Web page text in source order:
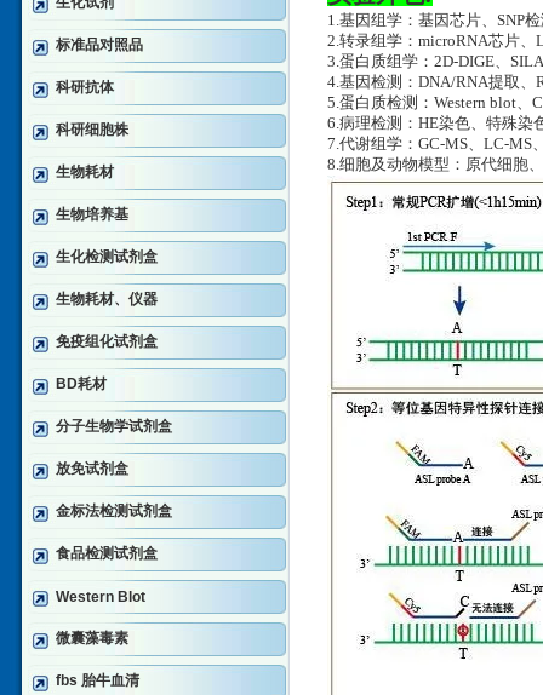
标准品对照品
科研抗体
科研细胞株
生物耗材
生物培养基
生化检测试剂盒
生物耗材、仪器
免疫组化试剂盒
BD耗材
分子生物学试剂盒
放免试剂盒
金标法检测试剂盒
食品检测试剂盒
Western Blot
微囊藻毒素
fbs 胎牛血清
1.基因组学：基因芯片、SNP
2.转录组学：microRNA芯片、
3.蛋白质组学：2D-DIGE、
4.基因检测：DNA/RNA提取、
5.蛋白质检测：Western blot、
6.病理检测：HE染色、特殊染
7.代谢组学：GC-MS、LC-MS
8.细胞及动物模型：原代细胞